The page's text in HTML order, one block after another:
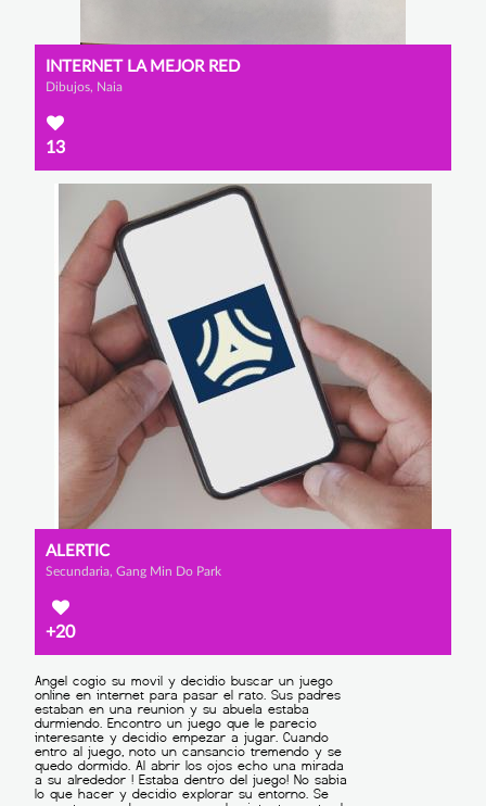
INTERNET LA MEJOR RED
Dibujos, Naia
13
ALERTIC
Secundaria, Gang Min Do Park
+20